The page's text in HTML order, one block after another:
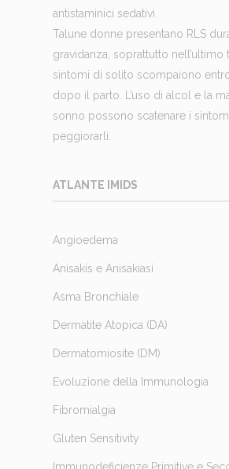
antistaminici sedativi.
Talune donne presentano RLS
gravidanza, soprattutto nell’ultimo
sintomi di solito scompaiono
dopo il parto. L’uso di alcol e la
sonno possono scatenare i
peggiorarli.
ATLANTE IMIDS
Angioedema
Anisakis e Anisakiasi
Asma Bronchiale
Dermatite Atopica (DA)
Dermatomiosite (DM)
Evoluzione della Immunologia
Fibromialgia
Gluten Sensitivity
Immunodeficienze Primitive e